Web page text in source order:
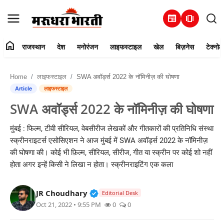
newspaper amp_stories
संपर्क करें
राजस्थान
देश
मनोरंजन
लाइफस्टाइल
खेल
home राजस्थान देश मनोरंजन लाइफस्टाइल खेल बिज़नेस
Home लाइफस्टाइल SWA अवॉर्ड्स 2022 के नॉमिनीज़ की घोषणा
Article लाइफस्टाइल
SWA अवॉर्ड्स 2022 के नॉमिनीज़ की घोषणा
मुंबई : फिल्म, टीवी सीरियल, वेबसीरीज लेखकों और गीतकारों की प्रतिनिधि संस्था
स्क्रीनराइटर्स एसोसिएशन ने आज मुंबई में SWA अवॉर्ड्स 2022 के नॉमिनीज़
की घोषणा की। कोई भी फ़िल्म, सीरियल, सीरीज, गीत या स्क्रीन पर कोई शो नहीं
होता अगर इन्हें किसी ने लिखा न होता। स्क्रीनराइटिंग एक कला
JR Choudhary Verified Public Figure • 30 Mar,
Editorial Desk
Oct 21, 2022 • 9:55 PM 0 0